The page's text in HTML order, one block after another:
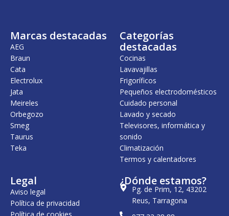
Marcas destacadas
AEG
Braun
Cata
Electrolux
Jata
Meireles
Orbegozo
Smeg
Taurus
Teka
Categorías
destacadas
Cocinas
Lavavajillas
Frigoríficos
Pequeños electrodomésticos
Cuidado personal
Lavado y secado
Televisores, informática y
sonido
Climatización
Termos y calentadores
Legal
Aviso legal
Política de privacidad
¿Dónde estamos?
Pg. de Prim, 12, 43202
Reus, Tarragona